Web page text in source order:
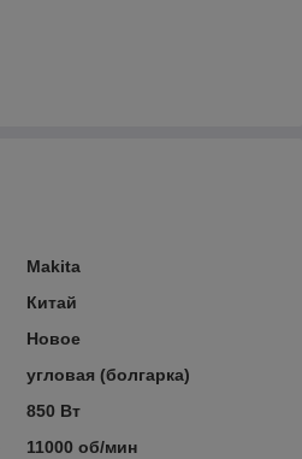
Makita
Китай
Новое
угловая (болгарка)
850 Вт
11000 об/мин